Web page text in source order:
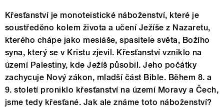
Křesťanství je monoteistické náboženství, které je
soustředěno kolem života a učení Ježíše z Nazaretu,
kterého chápe jako mesiáše, spasitele světa, Božího
syna, který se v Kristu zjevil. Křesťanství vzniklo na
území Palestiny, kde Ježíš působil. Jeho počátky
zachycuje Nový zákon, mladší část Bible. Během 8. a
9. století proniklo křesťanství na území Moravy a Čech,
jsme tedy křesťané. Jak ale známe toto náboženství?